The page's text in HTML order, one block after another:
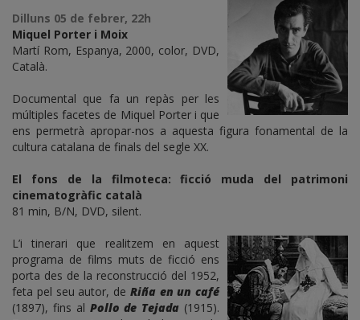
Dilluns 05 de febrer, 22h
Miquel Porter i Moix
Martí Rom, Espanya, 2000, color, DVD,
Català.
Documental que fa un repàs per les
múltiples facetes de Miquel Porter i que
ens permetrà apropar-nos a aquesta figura fonamental de la
cultura catalana de finals del segle XX.
El fons de la filmoteca: ficció muda del patrimoni
cinematogràfic català
81 min, B/N, DVD, silent.
L’i tinerari que realitzem en aquest
programa de films muts de ficció ens
porta des de la reconstrucció del 1952,
feta pel seu autor, de Riña en un café
(1897), fins al Pollo de Tejada (1915).